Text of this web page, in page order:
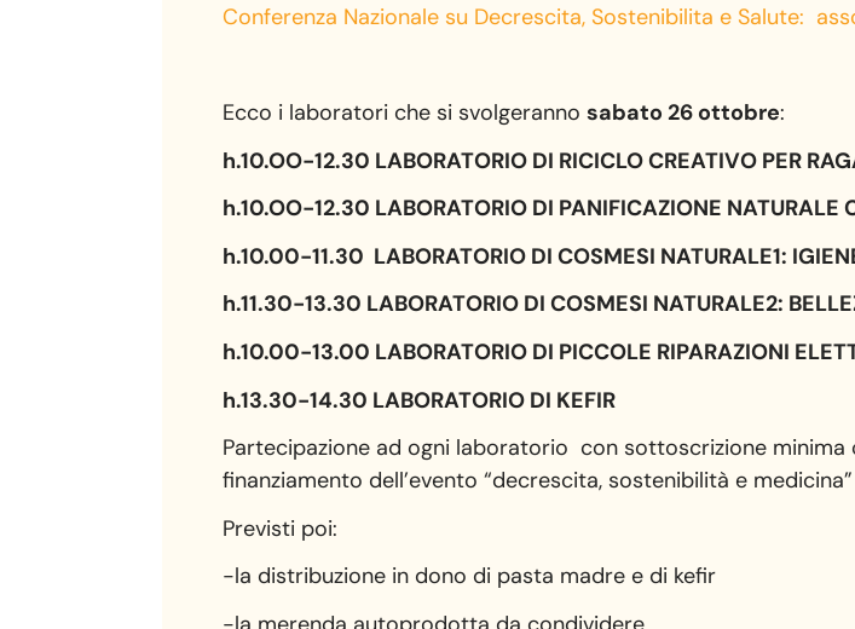
Conferenza Nazionale su Decrescita, Sostenibilita e Salute:
Ecco i laboratori che si svolgerannosabato 26 ottobre:
h.10.OO-12.30 LABORATORIO DI RICICLO CREATIVO PER
h.10.OO-12.30 LABORATORIO DI PANIFICAZIONE NATURALE
h.10.00-11.30 LABORATORIO DI COSMESI NATURALE1:
h.11.30-13.30 LABORATORIO DI COSMESI NATURALE2:
h.10.00-13.00 LABORATORIO DI PICCOLE RIPARAZIONI
h.13.30-14.30 LABORATORIO DI KEFIR
Partecipazione ad ogni laboratorio con sottoscrizione
finanziamento dell’evento “decrescita, sostenibilità e
Previsti poi:
-la distribuzione in dono di pasta madre e di kefir